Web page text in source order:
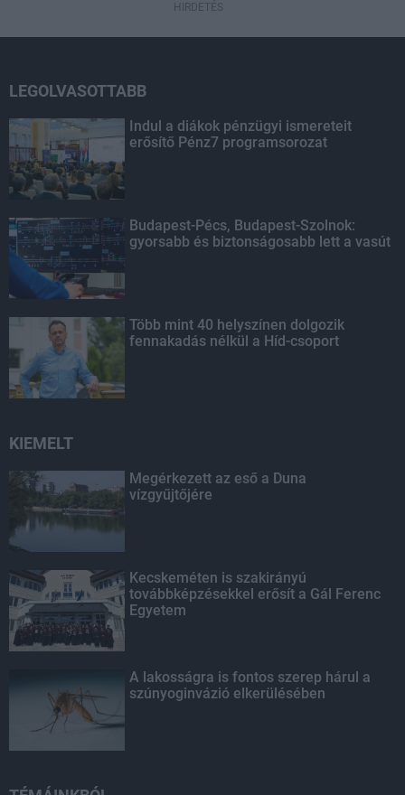
HIRDETÉS
LEGOLVASOTTABB
Indul a diákok pénzügyi ismereteit
erősítő Pénz7 programsorozat
Budapest-Pécs, Budapest-Szolnok:
gyorsabb és biztonságosabb lett a vasút
Több mint 40 helyszínen dolgozik
fennakadás nélkül a Híd-csoport
KIEMELT
Megérkezett az eső a Duna
vízgyűjtőjére
Kecskeméten is szakirányú
továbbképzésekkel erősít a Gál Ferenc
Egyetem
A lakosságra is fontos szerep hárul a
szúnyoginvázió elkerülésében